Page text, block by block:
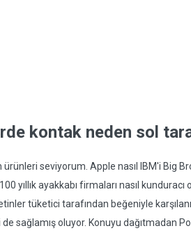
kontak neden sol
ürünleri seviyorum. Apple nasıl IBM'i Big
yıllık ayakkabı firmaları nasıl
tüketici tarafından beğeniyle
sağlamış oluyor. Konuyu dağıtmadan